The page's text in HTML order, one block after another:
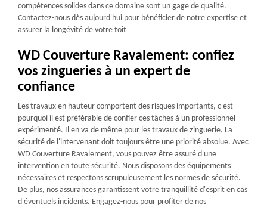
compétences solides dans ce domaine sont un gage de qualité.
Contactez-nous dès aujourd'hui pour bénéficier de notre expertise et
assurer la longévité de votre toit
WD Couverture Ravalement: confiez
vos zingueries à un expert de
confiance
Les travaux en hauteur comportent des risques importants, c'est
pourquoi il est préférable de confier ces tâches à un professionnel
expérimenté. Il en va de même pour les travaux de zinguerie. La
sécurité de l'intervenant doit toujours être une priorité absolue. Avec
WD Couverture Ravalement, vous pouvez être assuré d'une
intervention en toute sécurité. Nous disposons des équipements
nécessaires et respectons scrupuleusement les normes de sécurité.
De plus, nos assurances garantissent votre tranquillité d'esprit en cas
d'éventuels incidents. Engagez-nous pour profiter de nos